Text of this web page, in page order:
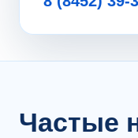
Частые